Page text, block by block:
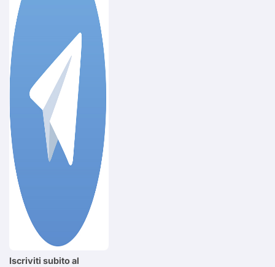
Iscriviti subito al